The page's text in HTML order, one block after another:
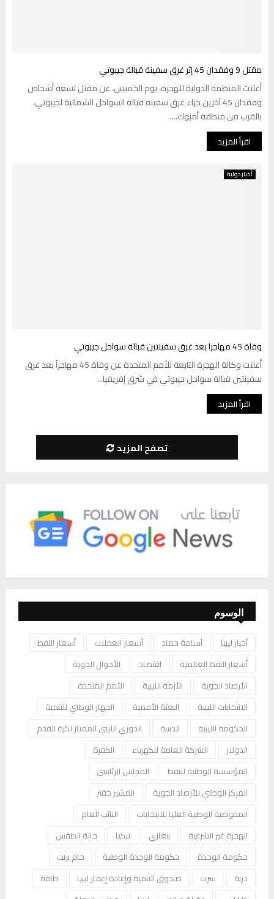
مقتل 9 وفقدان 45 إثر غرق سفينة قبالة جيبوتي
أعلنت المنظمة الدولية للهجرة، يوم الخميس، عن مقتل تسعة أشخاص
وفقدان 45 آخرين جراء غرق سفينة قبالة السواحل الشمالية لجيبوتي،
بالقرب من منطقة أمبوك....
اقرأ المزيد
أخبار دولية
وفاة 45 مهاجرا بعد غرق سفينتين قبالة سواحل جيبوتي
أعلنت وكالة الهجرة التابعة للأمم المتحدة عن وفاة 45 مهاجراً بعد غرق
سفينتين قبالة سواحل جيبوتي في شرق إفريقيا...
اقرأ المزيد
تصفح المزيد
الوسوم
أخبار ليبيا أسامة حماد أسعار العملات
أسعار النفط
أسعار النفط العالمية
اقتصاد
الأحوال الجوية
الأرصاد الجوية
الأزمة الليبية
الأمم المتحدة
الانتخابات الليبية
البعثة الأممية
الجهاز الوطني للتنمية
الحكومة الليبية
الدبيبة
الدوري الليبي الممتاز لكرة القدم
الدولار
الشركة العامة للكهرباء
الكفرة
المؤسسة الوطنية للنفط
المجلس الرئاسي
المركز الوطني للأرصاد الجوية
المشير حفتر
المفوضية الوطنية العليا للانتخابات
النائب العام
الهجرة غير الشرعية
بنغازي تركيا
حالة الطقس
حكومة الوحدة
حكومة الوحدة الوطنية
خام برنت
درنة
سرت صندوق التنمية وإعادة إعمار ليبيا
طاقة